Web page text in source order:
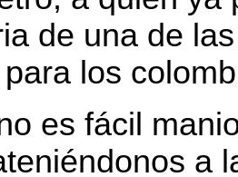
de una de
los
es fácil
a